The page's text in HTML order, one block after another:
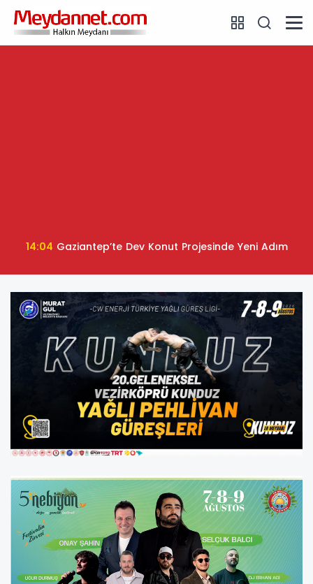
14:04 Gaziantep’te Dev Konut Projesinde Yeni Adım